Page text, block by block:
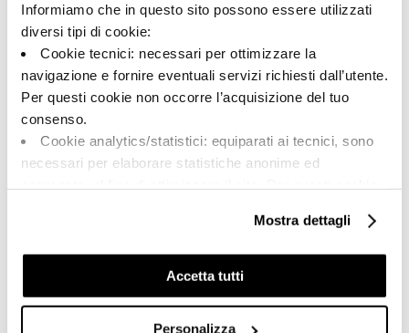
Informiamo che in questo sito possono essere utilizzati
diversi tipi di cookie:
Cookie tecnici: necessari per ottimizzare la
navigazione e fornire eventuali servizi richiesti dall’utente.
Per questi cookie non occorre l’acquisizione del tuo
consenso.
Cookie analytics/statistici: equiparati ai tecnici, sono
necessari per elaborare statistiche anonime ed
Cookie di profilazione/marketing: sono utilizzati, solo
previo tuo consenso, per esaminare le tue abitudini di
navigazione e mostrarti quindi avvisi pubblicitari mirati, in
linea con le tue preferenze.
Mostra dettagli
Accetta tutti
Personalizza
Tel: +39 0542 601601
CERTIFICACIÓN
COLECCIONES